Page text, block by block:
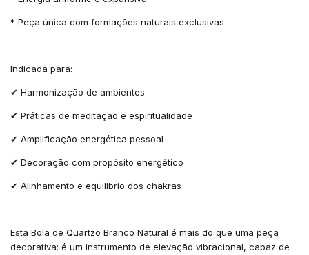
* Peça única com formações naturais exclusivas
Indicada para:
✔ Harmonização de ambientes
✔ Práticas de meditação e espiritualidade
✔ Amplificação energética pessoal
✔ Decoração com propósito energético
✔ Alinhamento e equilíbrio dos chakras
Esta Bola de Quartzo Branco Natural é mais do que uma peça
decorativa: é um instrumento de elevação vibracional, capaz de